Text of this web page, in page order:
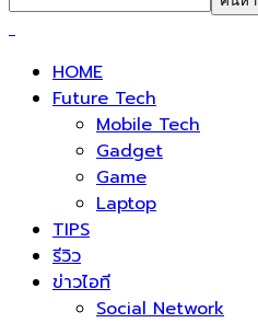
HOME
Future Tech
Mobile Tech
Gadget
Game
Laptop
TIPS
รีวิว
ข่าวไอที
Social Network